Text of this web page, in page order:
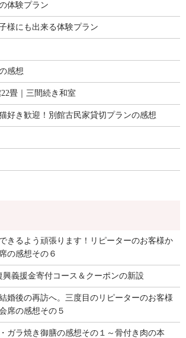
体験プラン
様にも出来る体験プラン
感想
畳｜三間続き和室
好き歓迎！別館古民家貸切プランの感想
きるよう頑張ります！リピーターのお客様か
の感想その６
興義援金寄付コース＆クーポンの新設
婚後の再訪へ。三度目のリピーターのお客様
席の感想その５
ガラ焼き御膳の感想その１～骨付き肉の本